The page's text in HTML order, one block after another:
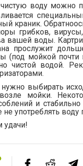
воду можно
краник.
грибков,
вашей воды.
прослужит
(под мойкой
чистой водой.
выбирать
мойки.
и
не употреблять
удачи!